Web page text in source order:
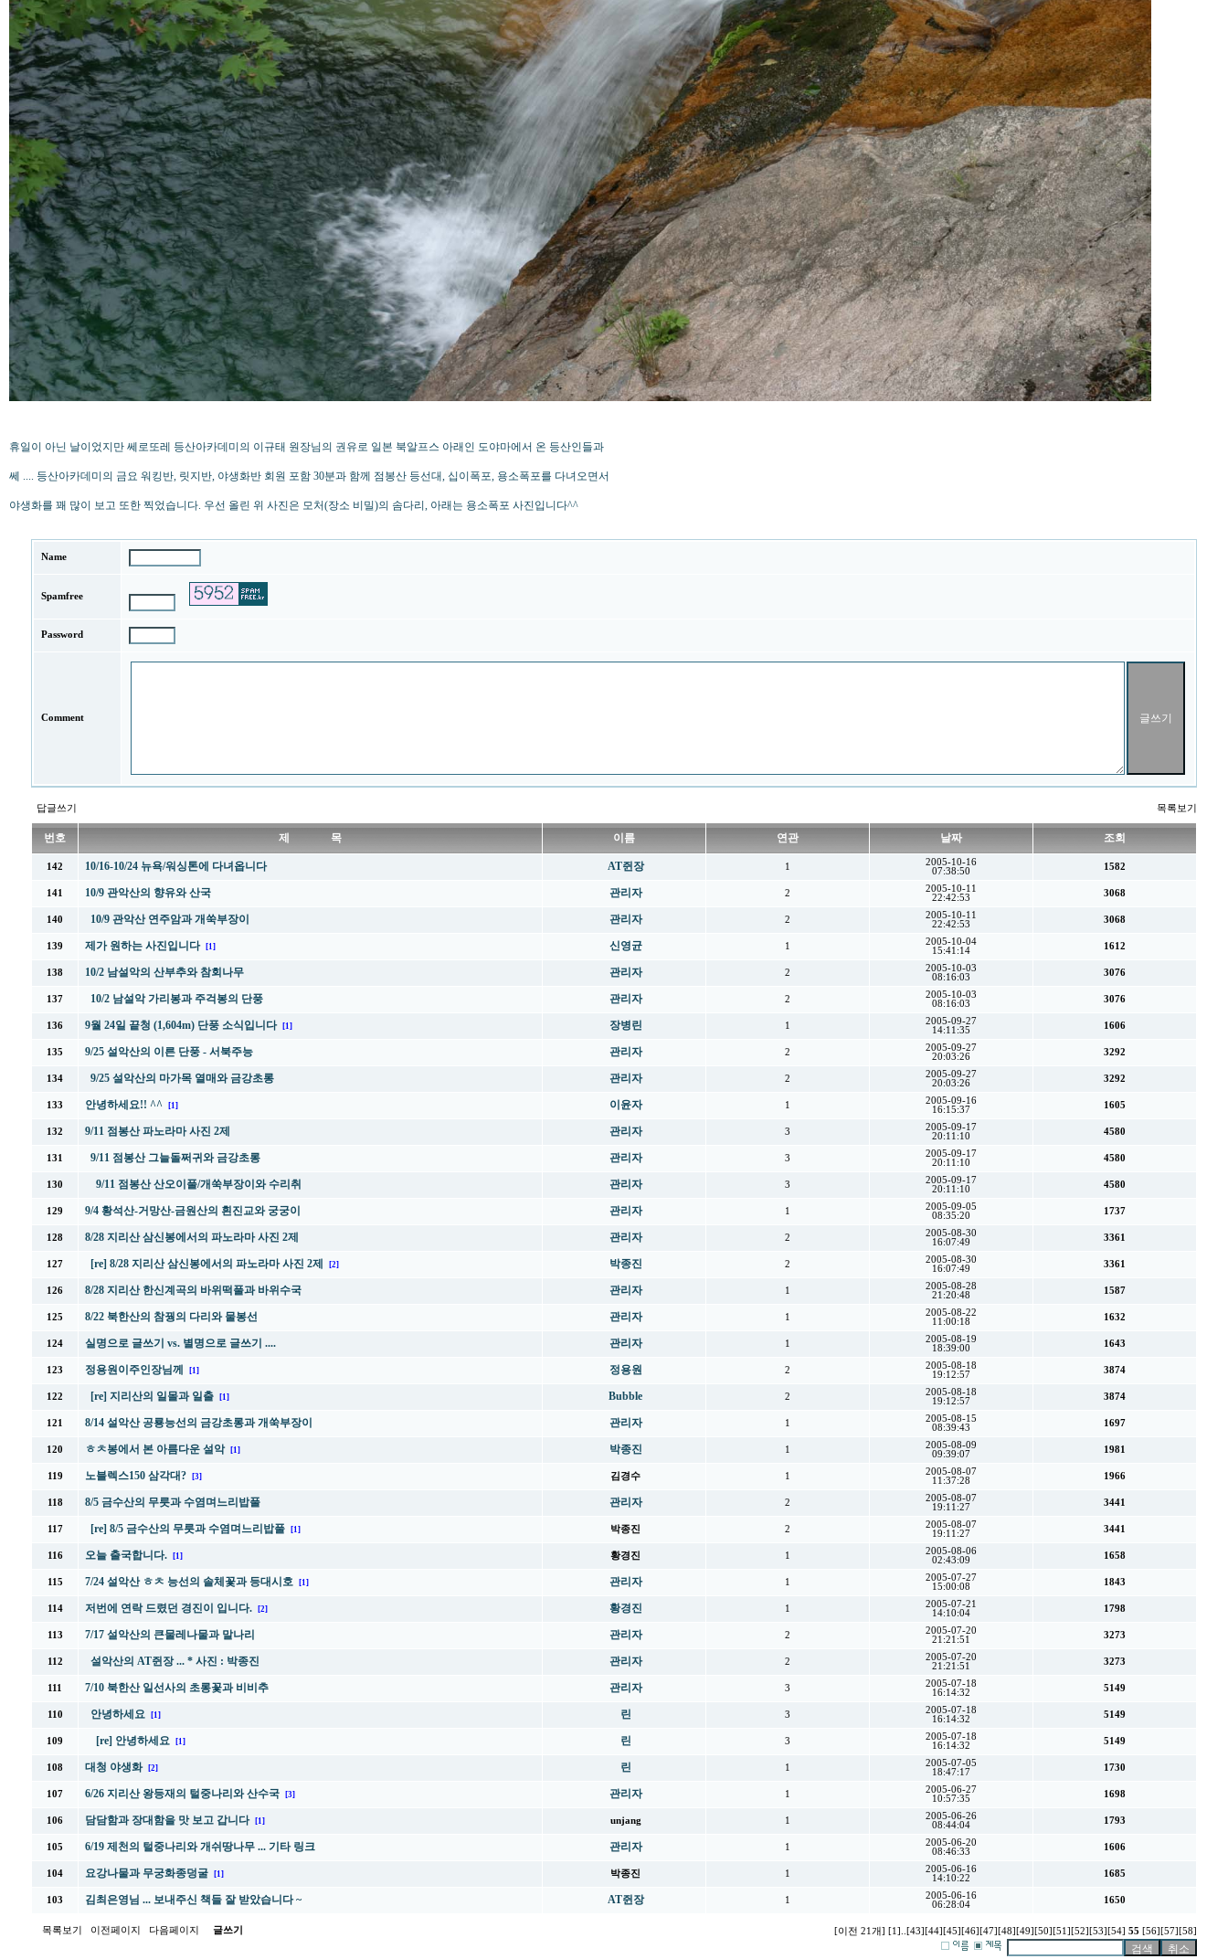
휴일이 아닌 날이었지만 쎄로또레 등산아카데미의 이규태 원장님의 권유로 일본 북알프스 아래인 도야마에서 온 등산인들과
쎄 .... 등산아카데미의 금요 워킹반, 릿지반, 야생화반 회원 포함 30분과 함께 점봉산 등선대, 십이폭포, 용소폭포를 다녀오면서
야생화를 꽤 많이 보고 또한 찍었습니다. 우선 올린 위 사진은 모처(장소 비밀)의 솜다리, 아래는 용소폭포 사진입니다^^
Name
Spamfree
Password
Comment
답글쓰기 목록보기
번호 제 목 이름 연관 날짜 조회
142 10/16-10/24 뉴욕/워싱톤에 다녀옵니다 AT쥔장 1
2005-10-16
07:38:50
1582
141 10/9 관악산의 향유와 산국 관리자 2
2005-10-11
22:42:53
3068
140 10/9 관악산 연주암과 개쑥부장이 관리자 2
2005-10-11
22:42:53
3068
139 제가 원하는 사진입니다 [1] 신영균 1
2005-10-04
15:41:14
1612
138 10/2 남설악의 산부추와 참회나무 관리자 2
2005-10-03
08:16:03
3076
137 10/2 남설악 가리봉과 주걱봉의 단풍 관리자 2
2005-10-03
08:16:03
3076
136 9월 24일 끝청 (1,604m) 단풍 소식입니다 [1] 장병린 1
2005-09-27
14:11:35
1606
135 9/25 설악산의 이른 단풍 - 서북주능 관리자 2
2005-09-27
20:03:26
3292
134 9/25 설악산의 마가목 열매와 금강초롱 관리자 2
2005-09-27
20:03:26
3292
133 안녕하세요!! ^^ [1] 이윤자 1
2005-09-16
16:15:37
1605
132 9/11 점봉산 파노라마 사진 2제 관리자 3
2005-09-17
20:11:10
4580
131 9/11 점봉산 그늘돌쩌귀와 금강초롱 관리자 3
2005-09-17
20:11:10
4580
130 9/11 점봉산 산오이풀/개쑥부장이와 수리취 관리자 3
2005-09-17
20:11:10
4580
129 9/4 황석산-거망산-금원산의 흰진교와 궁궁이 관리자 1
2005-09-05
08:35:20
1737
128 8/28 지리산 삼신봉에서의 파노라마 사진 2제 관리자 2
2005-08-30
16:07:49
3361
127 [re] 8/28 지리산 삼신봉에서의 파노라마 사진 2제 [2] 박종진 2
2005-08-30
16:07:49
3361
126 8/28 지리산 한신계곡의 바위떡풀과 바위수국 관리자 1
2005-08-28
21:20:48
1587
125 8/22 북한산의 참꿩의 다리와 물봉선 관리자 1
2005-08-22
11:00:18
1632
124 실명으로 글쓰기 vs. 별명으로 글쓰기 .... 관리자 1
2005-08-19
18:39:00
1643
123 정용원이주인장님께 [1] 정용원 2
2005-08-18
19:12:57
3874
122 [re] 지리산의 일몰과 일출 [1] Bubble 2
2005-08-18
19:12:57
3874
121 8/14 설악산 공룡능선의 금강초롱과 개쑥부장이 관리자 1
2005-08-15
08:39:43
1697
120 ㅎㅊ봉에서 본 아름다운 설악 [1] 박종진 1
2005-08-09
09:39:07
1981
119 노블렉스150 삼각대? [3] 김경수 1
2005-08-07
11:37:28
1966
118 8/5 금수산의 무릇과 수염며느리밥풀 관리자 2
2005-08-07
19:11:27
3441
117 [re] 8/5 금수산의 무릇과 수염며느리밥풀 [1] 박종진 2
2005-08-07
19:11:27
3441
116 오늘 출국합니다. [1] 황경진 1
2005-08-06
02:43:09
1658
115 7/24 설악산 ㅎㅊ 능선의 솔체꽃과 등대시호 [1] 관리자 1
2005-07-27
15:00:08
1843
114 저번에 연락 드렸던 경진이 입니다. [2] 황경진 1
2005-07-21
14:10:04
1798
113 7/17 설악산의 큰물레나물과 말나리 관리자 2
2005-07-20
21:21:51
3273
112 설악산의 AT쥔장 ... * 사진 : 박종진 관리자 2
2005-07-20
21:21:51
3273
111 7/10 북한산 일선사의 초롱꽃과 비비추 관리자 3
2005-07-18
16:14:32
5149
110 안녕하세요 [1] 린 3
2005-07-18
16:14:32
5149
109 [re] 안녕하세요 [1] 린 3
2005-07-18
16:14:32
5149
108 대청 야생화 [2] 린 1
2005-07-05
18:47:17
1730
107 6/26 지리산 왕등재의 털중나리와 산수국 [3] 관리자 1
2005-06-27
10:57:35
1698
106 담담함과 장대함을 맛 보고 갑니다 [1] unjang 1
2005-06-26
08:44:04
1793
105 6/19 제천의 털중나리와 개쉬땅나무 ... 기타 링크 관리자 1
2005-06-20
08:46:33
1606
104 요강나물과 무궁화종덩굴 [1] 박종진 1
2005-06-16
14:10:22
1685
103 김최은영님 ... 보내주신 책들 잘 받았습니다 ~ AT쥔장 1
2005-06-16
06:28:04
1650
목록보기 이전페이지 다음페이지 글쓰기 [이전 21개] [1] [43] [44] [45] [46] [47] [48] [49] [50] [51] [52] [53] [54] 55 [56] [57] [58]